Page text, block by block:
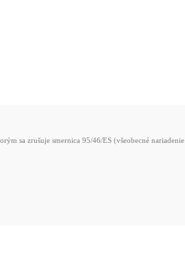
sa zrušuje smernica 95/46/ES (všeobecné